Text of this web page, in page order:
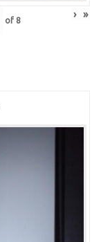
of 8 › »